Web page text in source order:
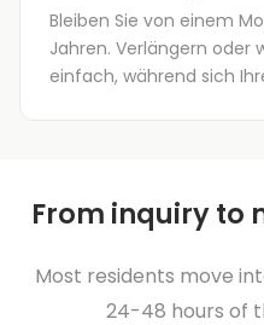
Bleiben Sie von einem
Jahren. Verlängern oder
einfach, während sich
From inquiry to
Most residents move
24-48 hours of